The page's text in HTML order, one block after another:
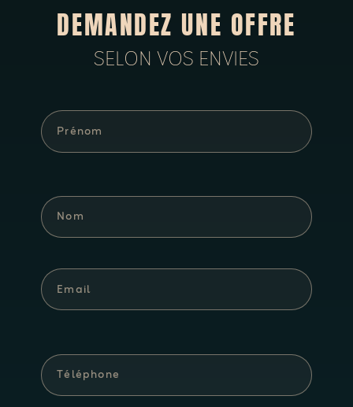
DEMANDEZ UNE OFFRE
SELON VOS ENVIES